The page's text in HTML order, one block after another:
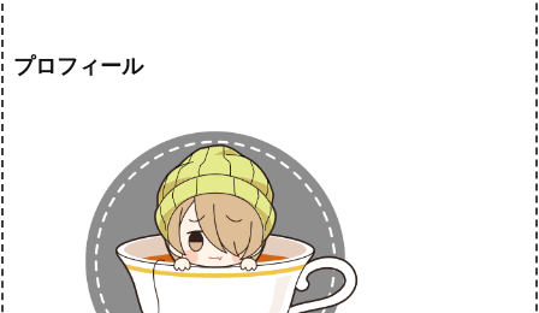
プロフィール